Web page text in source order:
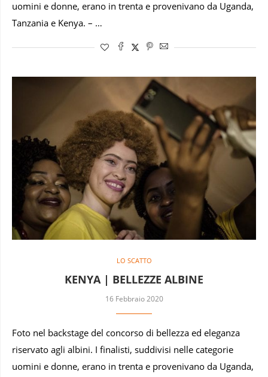
uomini e donne, erano in trenta e provenivano da Uganda,
Tanzania e Kenya. – …
LO SCATTO
KENYA | BELLEZZE ALBINE
16 Febbraio 2020
Foto nel backstage del concorso di bellezza ed eleganza
riservato agli albini. I finalisti, suddivisi nelle categorie
uomini e donne, erano in trenta e provenivano da Uganda,